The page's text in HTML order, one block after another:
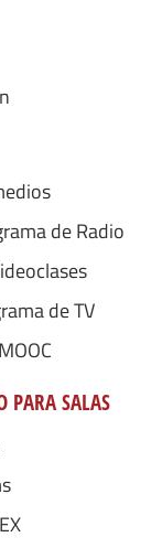
de Radio
de TV
PARA SALAS